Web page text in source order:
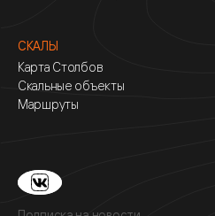
СКАЛЫ
Карта Столбов
Скальные объекты
Маршруты